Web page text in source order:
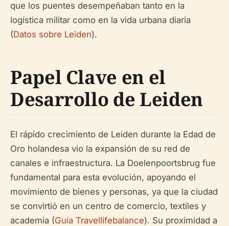
que los puentes desempeñaban tanto en la
logística militar como en la vida urbana diaria
(Datos sobre Leiden).
Papel Clave en el
Desarrollo de Leiden
El rápido crecimiento de Leiden durante la Edad de
Oro holandesa vio la expansión de su red de
canales e infraestructura. La Doelenpoortsbrug fue
fundamental para esta evolución, apoyando el
movimiento de bienes y personas, ya que la ciudad
se convirtió en un centro de comercio, textiles y
academia (Guía Travellifebalance). Su proximidad a